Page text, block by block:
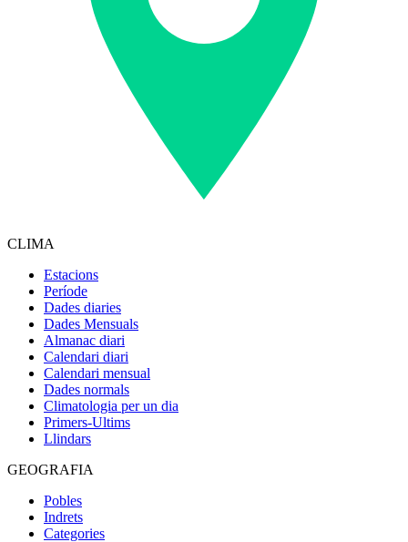
CLIMA
Estacions
Període
Dades diaries
Dades Mensuals
Almanac diari
Calendari diari
Calendari mensual
Dades normals
Climatologia per un dia
Primers-Ultims
Llindars
GEOGRAFIA
Pobles
Indrets
Categories